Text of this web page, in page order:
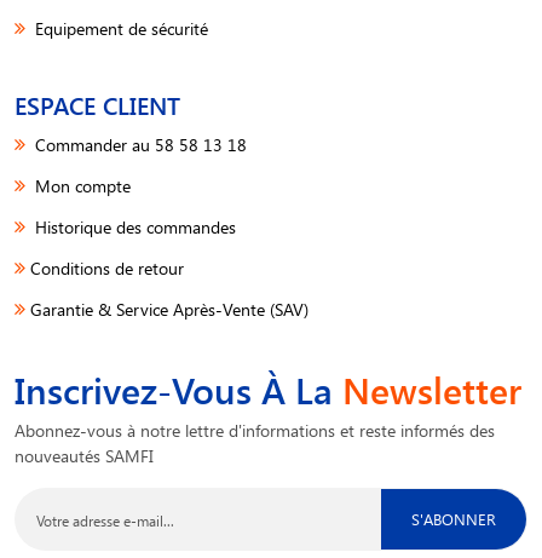
Equipement de sécurité
ESPACE CLIENT
Commander au 58 58 13 18
Mon compte
Historique des commandes
Conditions de retour
Garantie & Service Après-Vente (SAV)
Inscrivez-Vous À La Newsletter
Abonnez-vous à notre lettre d'informations et reste informés des
nouveautés SAMFI
S'ABONNER